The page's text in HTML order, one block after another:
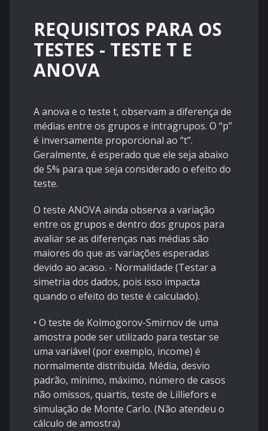
REQUISITOS PARA OS
TESTES - TESTE T E
ANOVA
A anova e o teste t, observam a diferença de
médias entre os grupos e intragrupos. O “p”
é inversamente proporcional ao “t”.
Geralmente, é esperado que ele seja abaixo
de 5% para que seja considerado o efeito do
teste.
O teste ANOVA ainda observa a variação
entre os grupos e dentro dos grupos para
avaliar se as diferenças nas médias são
maiores do que as variações esperadas
devido ao acaso. - Normalidade (Testar a
simetria dos dados, pois isso impacta
quando o efeito do teste é calculado).
• O teste de Kolmogorov-Smirnov de uma
amostra pode ser utilizado para testar se
uma variável (por exemplo, income) é
normalmente distribuída. Média, desvio
padrão, mínimo, máximo, número de casos
não omissos, quartis, teste de Lilliefors e
simulação de Monte Carlo. (Não atendeu o
cálculo de amostra)